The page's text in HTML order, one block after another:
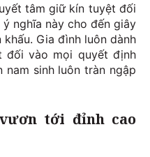
tâm giữ kín tuyệt đối
nghĩa này cho đến giây
Gia đình luôn dành
vào mọi quyết định
nam sinh luôn tràn ngập
tới đỉnh cao